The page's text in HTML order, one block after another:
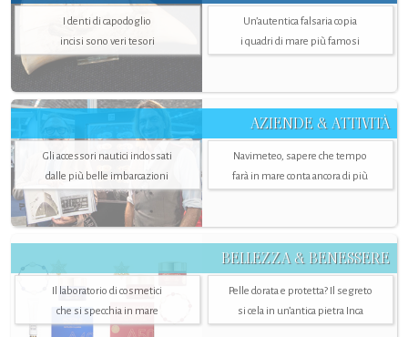
I denti di capodoglio
incisi sono veri tesori
Un’autentica falsaria copia
i quadri di mare più famosi
AZIENDE & ATTIVITÀ
Gli accessori nautici indossati
dalle più belle imbarcazioni
Navimeteo, sapere che tempo
farà in mare conta ancora di più
BELLEZZA & BENESSERE
Il laboratorio di cosmetici
che si specchia in mare
Pelle dorata e protetta? Il segreto
si cela in un’antica pietra Inca